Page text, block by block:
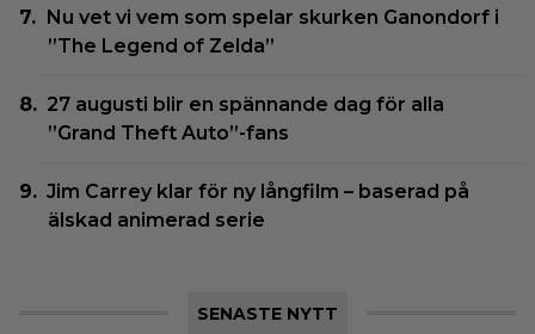
Nu vet vi vem som spelar skurken Ganondorf i
”The Legend of Zelda”
27 augusti blir en spännande dag för alla
”Grand Theft Auto”-fans
Jim Carrey klar för ny långfilm – baserad på
älskad animerad serie
SENASTE NYTT